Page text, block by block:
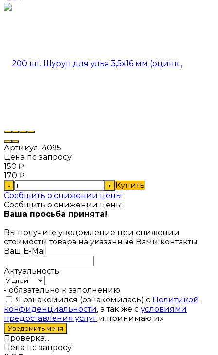
Артикул: 4095
Цена по запросу
150 ₽
170 ₽
- + Купить
Сообщить о снижении цены
Сообщить о снижении цены
Ваша просьба принята!
Вы получите уведомление при снижении
стоимости товара на указанные Вами контакты
Ваш E-Mail
Актуальность
- обязательно к заполнению
Я ознакомился (ознакомилась) с Политикой
конфиденциальности, а так же с условиями
предоставления услуг и принимаю их
Проверка...
Цена по запросу